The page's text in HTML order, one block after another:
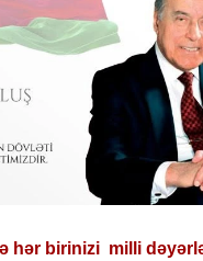
hər birinizi milli